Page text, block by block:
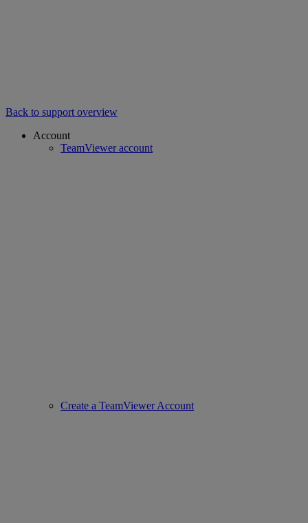
Back to support overview
Account
TeamViewer account
Create a TeamViewer Account